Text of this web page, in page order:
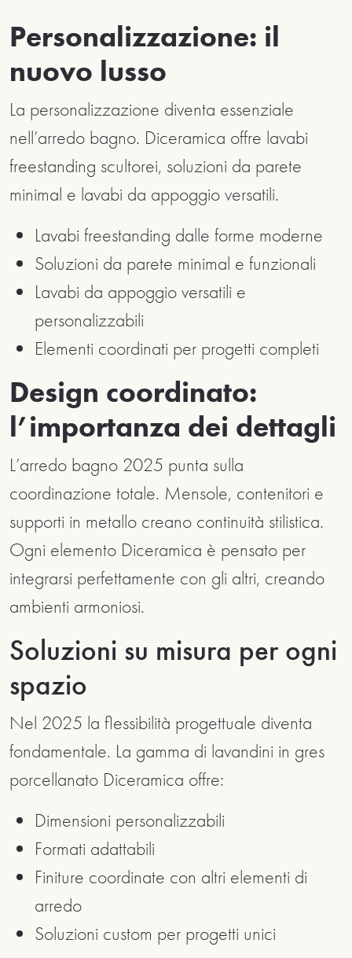
Personalizzazione: il
nuovo lusso
La personalizzazione diventa essenziale
nell’arredo bagno. Diceramica offre lavabi
freestanding scultorei, soluzioni da parete
minimal e lavabi da appoggio versatili.
Lavabi freestanding dalle forme moderne
Soluzioni da parete minimal e funzionali
Lavabi da appoggio versatili e
personalizzabili
Elementi coordinati per progetti completi
Design coordinato:
l’importanza dei dettagli
L’arredo bagno 2025 punta sulla
coordinazione totale. Mensole, contenitori e
supporti in metallo creano continuità stilistica.
Ogni elemento Diceramica è pensato per
integrarsi perfettamente con gli altri, creando
ambienti armoniosi.
Soluzioni su misura per ogni
spazio
Nel 2025 la flessibilità progettuale diventa
fondamentale. La gamma di lavandini in gres
porcellanato Diceramica offre:
Dimensioni personalizzabili
Formati adattabili
Finiture coordinate con altri elementi di
arredo
Soluzioni custom per progetti unici